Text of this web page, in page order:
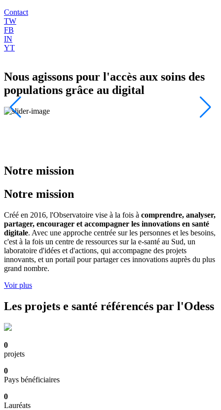
Contact
TW
FB
IN
YT
Nous agissons pour l'accès aux soins des
populations grâce au digital
Notre mission
Notre mission
Créé en 2016, l'Observatoire vise à la fois à comprendre, analyser,
partager, encourager et accompagner les innovations en santé
digitale. Avec une approche centrée sur les personnes et les besoins,
c'est à la fois un centre de ressources sur la e-santé au Sud, un
laboratoire d'idées et d'actions, qui accompagne des projets
innovants, et un portail pour partager ces innovations auprès du plus
grand nombre.
Voir plus
Les projets e santé référencés par l'Odess
0
projets
0
Pays bénéficiaires
0
Lauréats